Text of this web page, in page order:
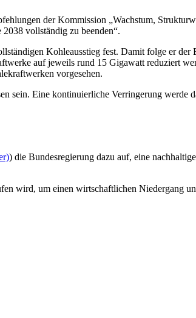
der Kommission „Wachstum,
vollständig zu beenden“.
Kohleausstieg fest. Damit folge er
auf jeweils rund 15 Gigawatt reduziert
vorgesehen.
sein. Eine kontinuierliche Verringerung werde
) die Bundesregierung dazu auf, eine
wird, um einen wirtschaftlichen Niedergang